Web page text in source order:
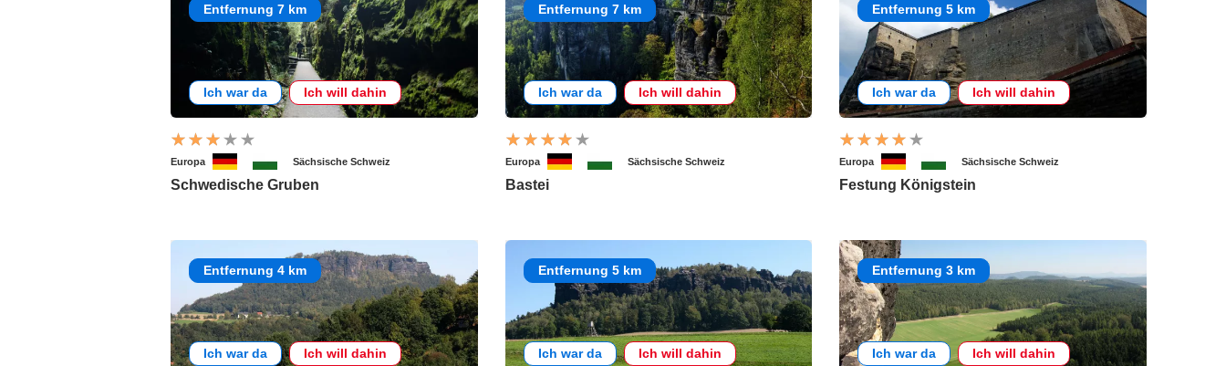
Entfernung 7 km
Ich war da Ich will dahin
Europa Sächsische Schweiz
Schwedische Gruben
Entfernung 7 km
Ich war da Ich will dahin
Europa Sächsische Schweiz
Bastei
Entfernung 5 km
Ich war da Ich will dahin
Europa Sächsische Schweiz
Festung Königstein
Entfernung 4 km
Ich war da Ich will dahin
Entfernung 5 km
Ich war da Ich will dahin
Entfernung 3 km
Ich war da Ich will dahin